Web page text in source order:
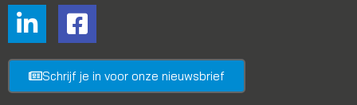
Schrijf je in voor onze nieuwsbrief